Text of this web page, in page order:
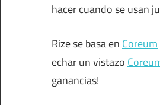
hacer cuando se usan
Rize se basa en Coreum
echar un vistazo
ganancias!